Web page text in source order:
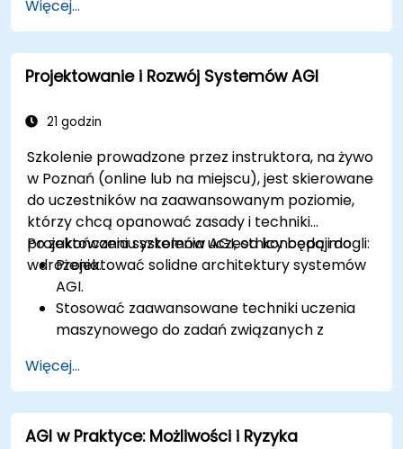
integracją AI.
Opracować strategie wspierania
współpracy w miejscu pracy napędzanym
przez AI.
obowiązków wspieranych przez AGI.
Więcej...
Projektowanie i Rozwój Systemów AGI
21 godzin
Szkolenie prowadzone przez instruktora, na żywo
w Poznań (online lub na miejscu), jest skierowane
do uczestników na zaawansowanym poziomie,
którzy chcą opanować zasady i techniki
projektowania systemów AGI, od koncepcji do
wdrożenia.
Po zakończeniu szkolenia uczestnicy będą mogli:
Projektować solidne architektury systemów
AGI.
Stosować zaawansowane techniki uczenia
maszynowego do zadań związanych z
Optymalizować systemy AGI pod kątem
wydajności i skalowalności.
Rozwiązywać kwestie etyczne i
bezpieczeństwa w projektowaniu AGI.
Więcej...
AGI w Praktyce: Możliwości i Ryzyka